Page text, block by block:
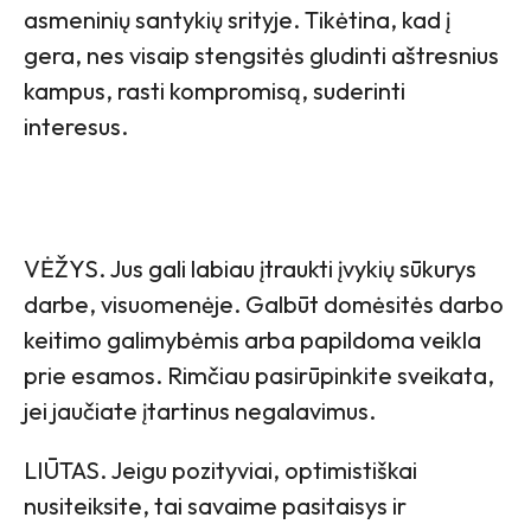
asmeninių santykių srityje. Tikėtina, kad į
gera, nes visaip stengsitės gludinti aštresnius
kampus, rasti kompromisą, suderinti
interesus.
VĖŽYS. Jus gali labiau įtraukti įvykių sūkurys
darbe, visuomenėje. Galbūt domėsitės darbo
keitimo galimybėmis arba papildoma veikla
prie esamos. Rimčiau pasirūpinkite sveikata,
jei jaučiate įtartinus negalavimus.
LIŪTAS. Jeigu pozityviai, optimistiškai
nusiteiksite, tai savaime pasitaisys ir